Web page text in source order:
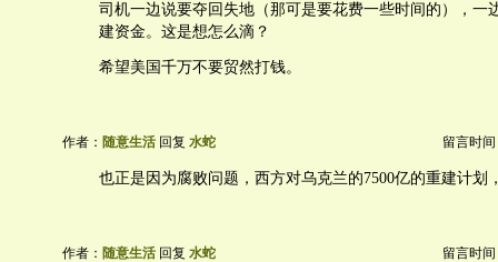
司机一边说要夺回失地（那可是要花费一些时间的），一
建资金。这是想怎么滴？
希望美国千万不要贸然打钱。
作者： 随意生活 回复 水蛇 留言时间
也正是因为腐败问题，西方对乌克兰的7500亿的重建计划
作者： 随意生活 回复 水蛇 留言时间